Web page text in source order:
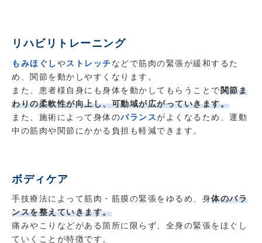
リハビリトレーニング
もみほぐしやストレッチなどで筋肉の緊張が緩和するた
め、関節を動かしやすくなります。
また、患者様自身にも身体を動かしてもらうことで関節ま
わりの柔軟性が向上し、可動域が広がっていきます。
また、施術によって身体のバランスがよくなるため、運動
中の筋肉や関節にかかる負担も軽減できます。
ボディケア
手技療法によって筋肉・筋膜の緊張をゆるめ、身体のバラ
ンスを整えていきます。
痛みやこりなどがある箇所に限らず、全身の緊張をほぐし
ていくことが特徴です。